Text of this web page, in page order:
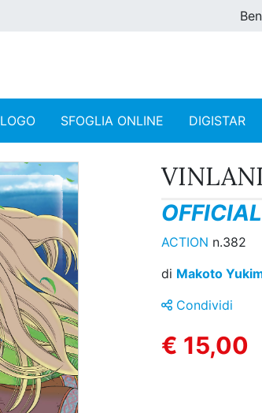
SFOGLIA ONLINE DIGISTAR
ACTION n.382
di Makoto
Condividi
€ 15,00